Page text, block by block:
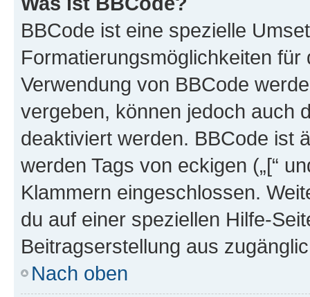
BBCode ist eine spezielle
Formatierungsmöglichkeiten
Verwendung von BBCode
vergeben, können jedoch auch
deaktiviert werden. BBCode ist
werden Tags von eckigen („[“
Klammern eingeschlossen.
du auf einer speziellen Hilfe-
Beitragserstellung aus
Nach oben